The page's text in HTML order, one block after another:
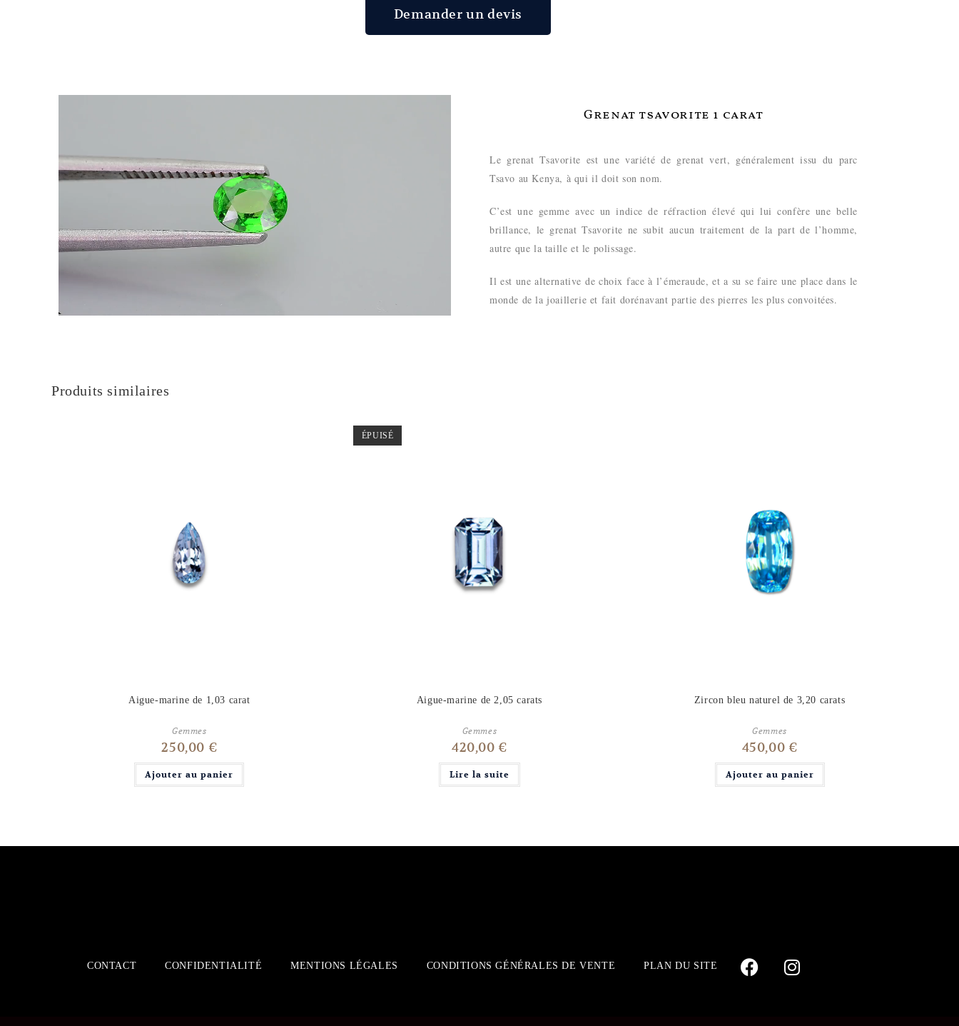
Demander un devis
Grenat tsavorite 1 carat
Le grenat Tsavorite est une variété de grenat vert, généralement issu du parc
Tsavo au Kenya, à qui il doit son nom.
C’est une gemme avec un indice de réfraction élevé qui lui confère une belle
brillance, le grenat Tsavorite ne subit aucun traitement de la part de l’homme,
autre que la taille et le polissage.
Il est une alternative de choix face à l’émeraude, et a su se faire une place dans le
monde de la joaillerie et fait dorénavant partie des pierres les plus convoitées.
Produits similaires
Aigue-marine de 1,03 carat
Gemmes
250,00 €
Ajouter au panier
ÉPUISÉ
Aigue-marine de 2,05 carats
Gemmes
420,00 €
Lire la suite
Zircon bleu naturel de 3,20 carats
Gemmes
450,00 €
Ajouter au panier
CONTACT CONFIDENTIALITÉ MENTIONS LÉGALES CONDITIONS GÉNÉRALES DE VENTE PLAN DU SITE